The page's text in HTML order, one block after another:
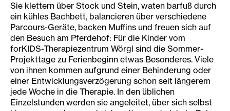
Sie klettern über Stock und Stein, waten barfuß durch
ein kühles Bachbett, balancieren über verschiedene
Parcours-Geräte, backen Muffins und freuen sich auf
den Besuch am Pferdehof: Für die Kinder vom
forKIDS-Therapiezentrum Wörgl sind die Sommer-
Projekttage zu Ferienbeginn etwas Besonderes. Viele
von ihnen kommen aufgrund einer Behinderung oder
einer Entwicklungsverzögerung schon seit längerem
jede Woche in die Therapie. In den üblichen
Einzelstunden werden sie angeleitet, über sich selbst